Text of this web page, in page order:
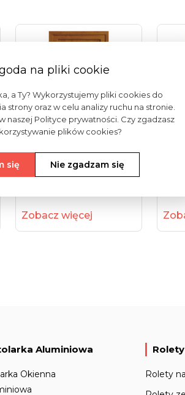
Rodenberg - Seria
Klasyczna
Zobacz więcej
Aluminiowa
Okienna
Rolety
Rolety
na pliki cookie
a Ty? Wykorzystujemy pliki cookies do
strony oraz w celu analizy ruchu na stronie.
naszej Polityce prywatności. Czy zgadzasz
plików cookies?
się Nie zgadzam się